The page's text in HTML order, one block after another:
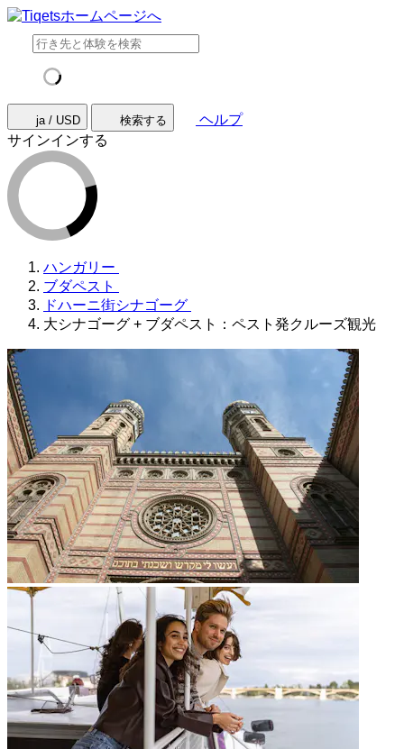
ja / USD 検索する
ヘルプ
サインインする
ハンガリー
ブダペスト
ドハーニ街シナゴーグ
大シナゴーグ + ブダペスト：ペスト発クルーズ観光